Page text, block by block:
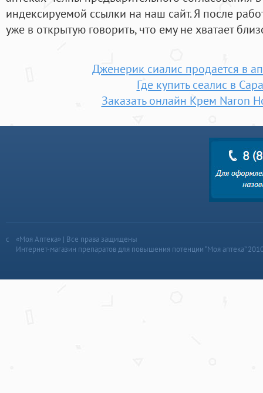
индексируемой ссылки на наш сайт. Я после
уже в открытую говорить, что ему не хватает
Дженерик сиалис продается в
Где купить сеалис в
Заказать онлайн Крем Naron
«Моя Аптека» | Все права защищены
Интернет-магазин препаратов для повышения потенции “Моя аптека”